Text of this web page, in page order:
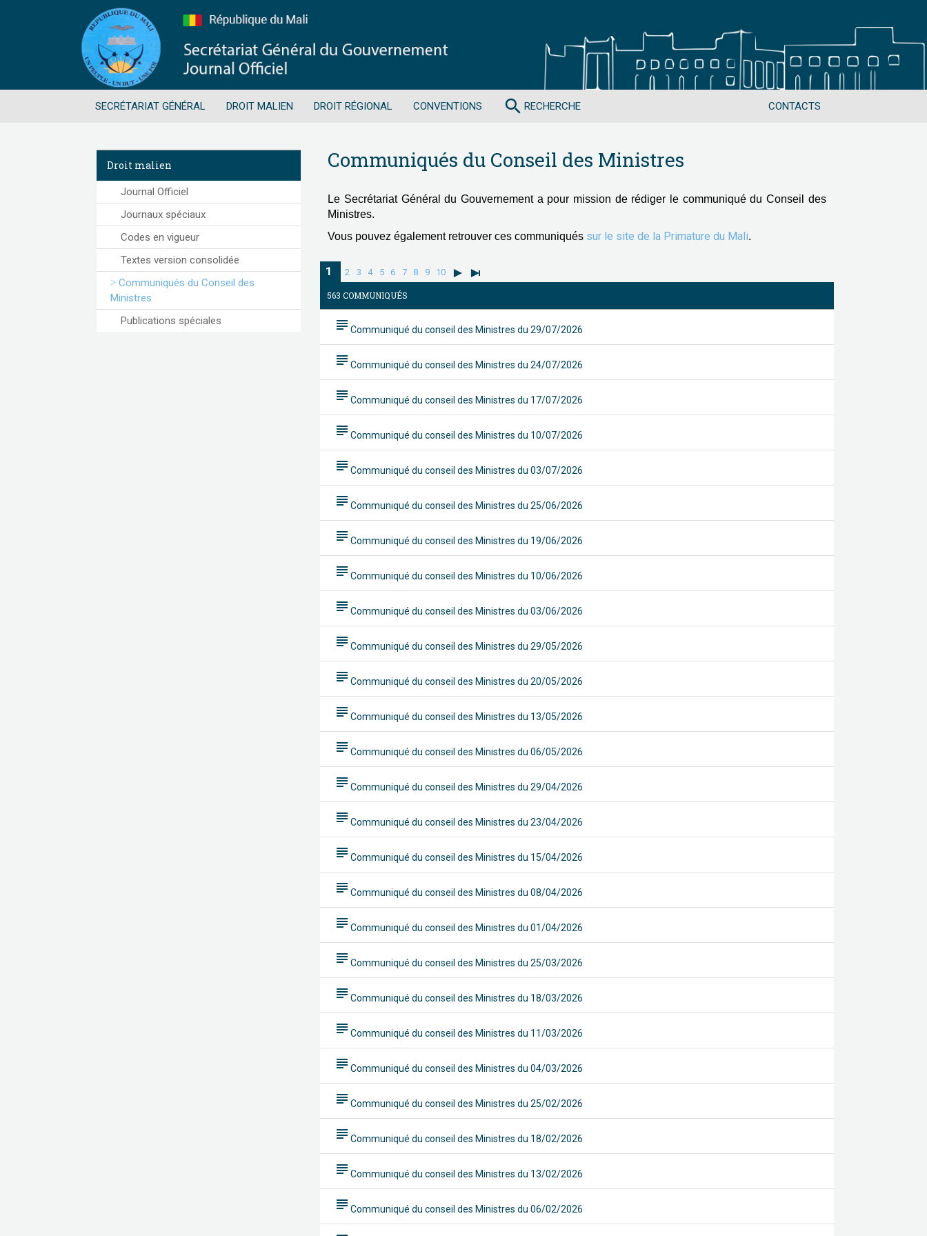
SECRÉTARIAT GÉNÉRAL DROIT MALIEN DROIT RÉGIONAL CONVENTIONS CONTACTS
search RECHERCHE
Droit malien
Journal Officiel
Journaux spéciaux
Codes en vigueur
Textes version consolidée
Communiqués du Conseil des
Ministres
Publications spéciales
Communiqués du Conseil des Ministres
Le Secrétariat Général du Gouvernement a pour mission de rédiger le communiqué du Conseil des
Ministres.
Vous pouvez également retrouver ces communiqués sur le site de la Primature du Mali.
1 2 3 4 5 6 7 8 9 10
563 COMMUNIQUÉS
subject Communiqué du conseil des Ministres du 29/07/2026
subject Communiqué du conseil des Ministres du 24/07/2026
subject Communiqué du conseil des Ministres du 17/07/2026
subject Communiqué du conseil des Ministres du 10/07/2026
subject Communiqué du conseil des Ministres du 03/07/2026
subject Communiqué du conseil des Ministres du 25/06/2026
subject Communiqué du conseil des Ministres du 19/06/2026
subject Communiqué du conseil des Ministres du 10/06/2026
subject Communiqué du conseil des Ministres du 03/06/2026
subject Communiqué du conseil des Ministres du 29/05/2026
subject Communiqué du conseil des Ministres du 20/05/2026
subject Communiqué du conseil des Ministres du 13/05/2026
subject Communiqué du conseil des Ministres du 06/05/2026
subject Communiqué du conseil des Ministres du 29/04/2026
subject Communiqué du conseil des Ministres du 23/04/2026
subject Communiqué du conseil des Ministres du 15/04/2026
subject Communiqué du conseil des Ministres du 08/04/2026
subject Communiqué du conseil des Ministres du 01/04/2026
subject Communiqué du conseil des Ministres du 25/03/2026
subject Communiqué du conseil des Ministres du 18/03/2026
subject Communiqué du conseil des Ministres du 11/03/2026
subject Communiqué du conseil des Ministres du 04/03/2026
subject Communiqué du conseil des Ministres du 25/02/2026
subject Communiqué du conseil des Ministres du 18/02/2026
subject Communiqué du conseil des Ministres du 13/02/2026
subject Communiqué du conseil des Ministres du 06/02/2026